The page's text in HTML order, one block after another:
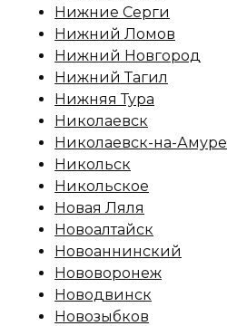
Нижние Серги
Нижний Ломов
Нижний Новгород
Нижний Тагил
Нижняя Тура
Николаевск
Николаевск-на-Амуре
Никольск
Никольское
Новая Ляля
Новоалтайск
Новоаннинский
Нововоронеж
Новодвинск
Новозыбков